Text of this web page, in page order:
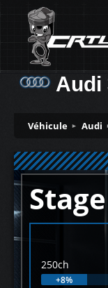
Audi
Véhicule Audi
250ch
+8%